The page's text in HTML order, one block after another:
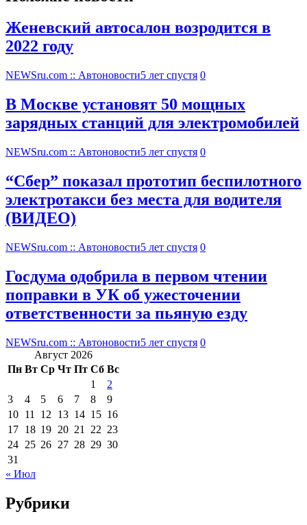
Женевский автосалон возродится в
2022 году
NEWSru.com :: Автоновости5 лет спустя 0
В Москве установят 50 мощных
зарядных станций для электромобилей
NEWSru.com :: Автоновости5 лет спустя 0
“Сбер” показал прототип беспилотного
электротакси без места для водителя
(ВИДЕО)
NEWSru.com :: Автоновости5 лет спустя 0
Госдума одобрила в первом чтении
поправки в УК об ужесточении
ответственности за пьяную езду
NEWSru.com :: Автоновости5 лет спустя 0
Август 2026
Пн Вт Ср Чт Пт Сб Вс
1
2
3
4 5 6 7 8
9
10 11 12 13 14 15 16
17 18 19 20 21 22 23
24 25 26 27 28 29 30
31
« Июл
Рубрики